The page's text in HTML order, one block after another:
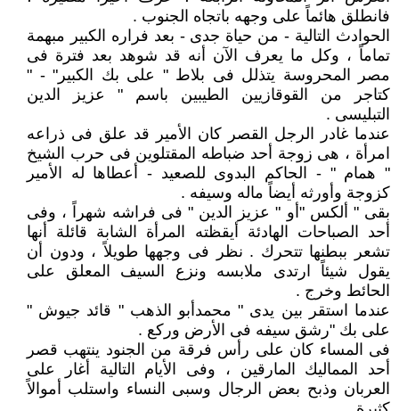
فانطلق هائماً على وجهه باتجاه الجنوب .
الحوادث التالية - من حياة جدى - بعد فراره الكبير مبهمة
تماماً ، وكل ما يعرف الآن أنه قد شوهد بعد فترة فى
مصر المحروسة يتذلل فى بلاط " على بك الكبير" - "
كتاجر من القوقازيين الطيبين باسم " عزيز الدين
التبليسى .
عندما غادر الرجل القصر كان الأمير قد علق فى ذراعه
امرأة ، هى زوجة أحد ضباطه المقتلوين فى حرب الشيخ
" همام " - الحاكم البدوى للصعيد - أعطاها له الأمير
كزوجة وأورثه أيضاً ماله وسيفه .
بقى " ألكس "أو " عزيز الدين " فى فراشه شهراً ، وفى
أحد الصباحات الهادئة أيقظته المرأة الشابة قائلة أنها
تشعر ببطنها تتحرك . نظر فى وجهها طويلاً ، ودون أن
يقول شيئاً ارتدى ملابسه ونزع السيف المعلق على
الحائط وخرج .
عندما استقر بين يدى " محمدأبو الذهب " قائد جيوش "
على بك "رشق سيفه فى الأرض وركع .
فى المساء كان على رأس فرقة من الجنود ينتهب قصر
أحد المماليك المارقين ، وفى الأيام التالية أغار على
العربان وذبح بعض الرجال وسبى النساء واستلب أموالاً